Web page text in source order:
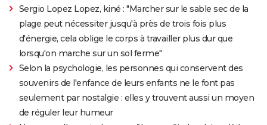
Sergio Lopez Lopez, kiné : "Marcher sur le sable sec de la
plage peut nécessiter jusqu'à près de trois fois plus
d'énergie, cela oblige le corps à travailler plus dur que
lorsqu'on marche sur un sol ferme"
Selon la psychologie, les personnes qui conservent des
souvenirs de l'enfance de leurs enfants ne le font pas
seulement par nostalgie : elles y trouvent aussi un moyen
de réguler leur humeur